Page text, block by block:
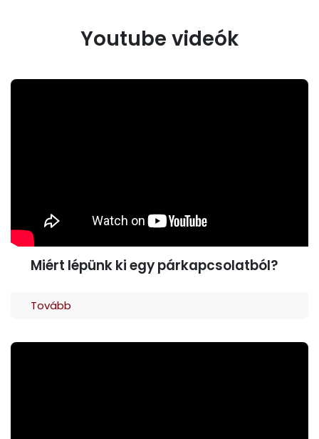
Youtube videók
Miért lépünk ki egy párkapcsolatból?
Tovább